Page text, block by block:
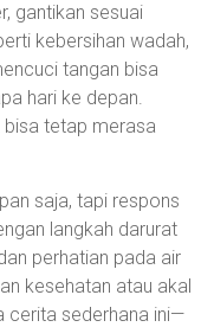
gantikan sesuai
kebersihan wadah,
tangan bisa
hari ke depan.
bisa tetap merasa
saja, tapi respons
langkah darurat
perhatian pada air
kesehatan atau akal
cerita sederhana ini—